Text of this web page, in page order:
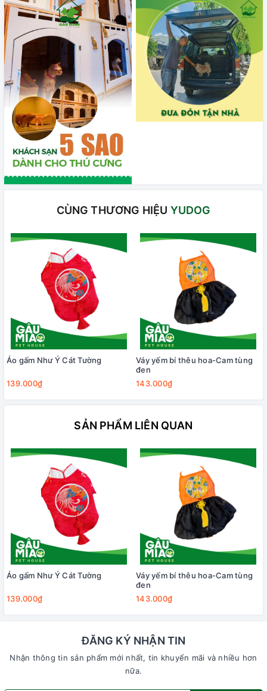
CÙNG THƯƠNG HIỆU YUDOG
Áo gấm Như Ý Cát Tường
139.000₫
Váy yếm bí thêu hoa-Cam tùng
đen
143.000₫
SẢN PHẨM LIÊN QUAN
Áo gấm Như Ý Cát Tường
139.000₫
Váy yếm bí thêu hoa-Cam tùng
đen
143.000₫
ĐĂNG KÝ NHẬN TIN
Nhận thông tin sản phẩm mới nhất, tin khuyến mãi và nhiều hơn
nữa.